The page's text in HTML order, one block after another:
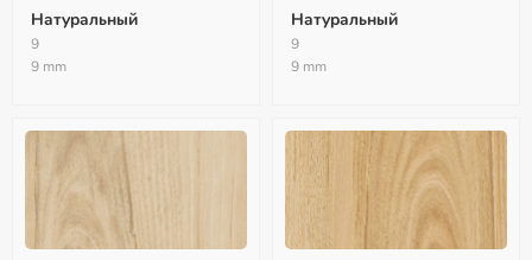
Натуральный
9
9 mm
Натуральный
9
9 mm